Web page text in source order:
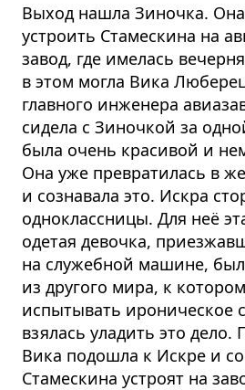
Выход нашла Зиночка.
устроить Стамескина на
завод, где имелась
в этом могла Вика
главного инженера
сидела с Зиночкой за
была очень красивой и
Она уже превратилась в
и сознавала это. Искра
одноклассницы. Для неё
одетая девочка,
на служебной машине,
из другого мира, к
испытывать ироническое
взялась уладить это дело.
Вика подошла к Искре и
Стамескина устроят на